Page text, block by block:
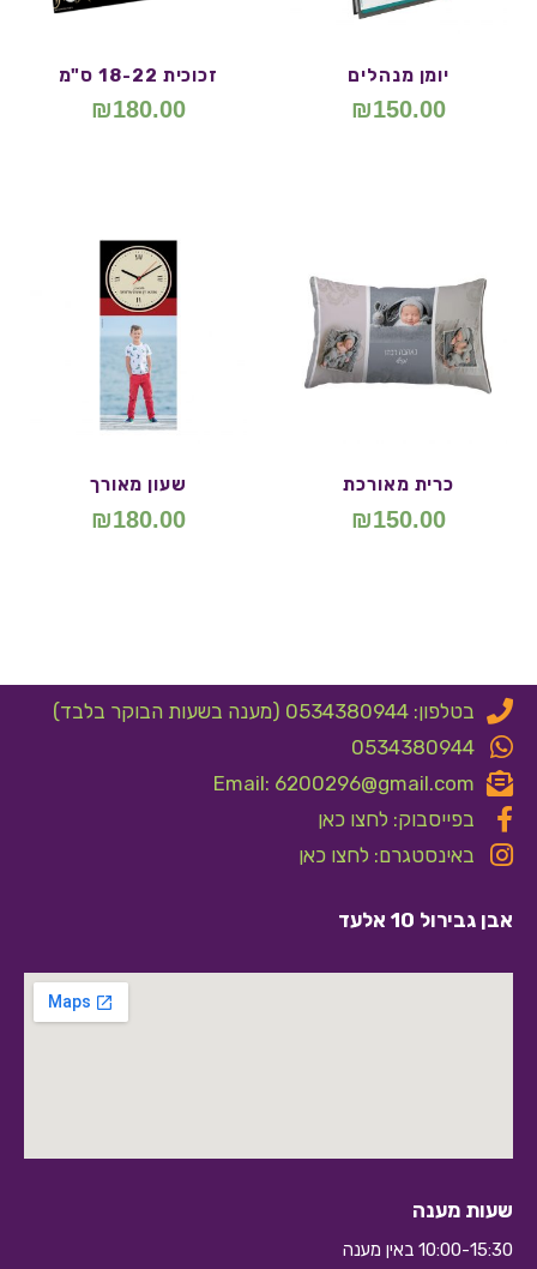
יומן מנהלים
₪150.00
זכוכית 18-22 ס"מ
₪180.00
כרית מאורכת
₪150.00
שעון מאורך
₪180.00
בטלפון: 0534380944 (מענה בשעות הבוקר בלבד)
0534380944
Email: 6200296@gmail.com
בפייסבוק: לחצו כאן
באינסטגרם: לחצו כאן
אבן גבירול 10 אלעד
שעות מענה
10:00-15:30 באין מענה